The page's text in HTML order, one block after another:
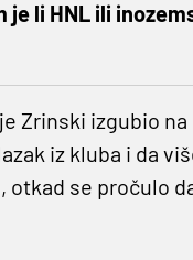
li HNL ili
Zrinski izgubio na
iz kluba i da
otkad se pročulo